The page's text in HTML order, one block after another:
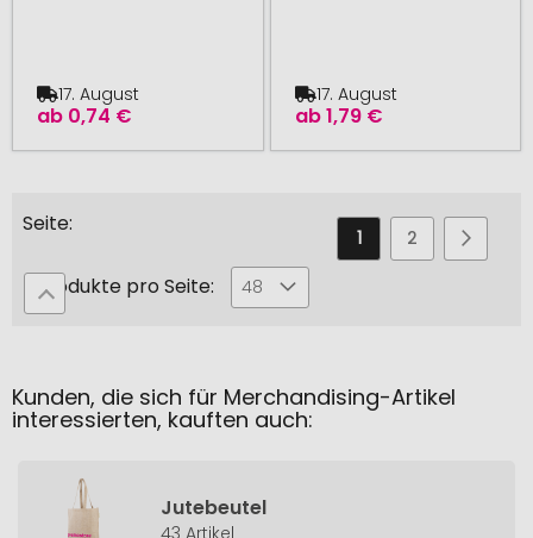
ab 0,74 €
17. August
ab1,79 €
17. August
Seite
Sie
1 Seite
2 Seite
3
Produkte pro Seite: 48
Kunden, die sich für Merchandising-Artikel
interessierten, kauften auch:
Jutebeutel
43 Artikel